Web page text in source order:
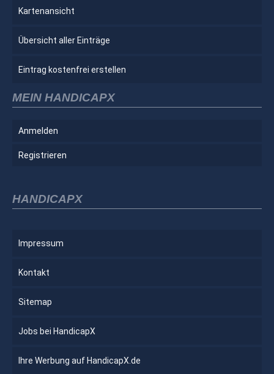
Kartenansicht
Übersicht aller Einträge
Eintrag kostenfrei erstellen
MEIN HANDICAPX
Anmelden
Registrieren
HANDICAPX
Impressum
Kontakt
Sitemap
Jobs bei HandicapX
Ihre Werbung auf HandicapX.de